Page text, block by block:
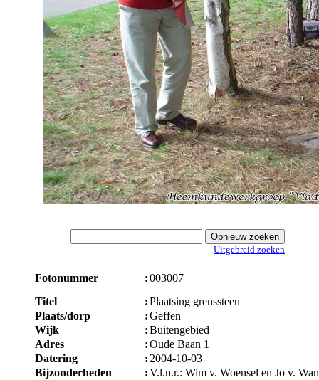
Uitgebreid zoeken
Fotonummer :003007
Titel
:Plaatsing grenssteen
Plaats/dorp
:Geffen
Wijk
:Buitengebied
Adres
:Oude Baan 1
Datering
: 2004-10-03
Bijzonderheden
:V.l.n.r.: Wim v. Woensel en Jo v.